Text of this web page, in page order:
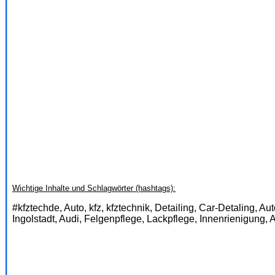
Wichtige Inhalte und Schlagwörter (hashtags):
#kfztechde, Auto, kfz, kfztechnik, Detailing, Car-Detaling,
Ingolstadt, Audi, Felgenpflege, Lackpflege, Innenrienigung,